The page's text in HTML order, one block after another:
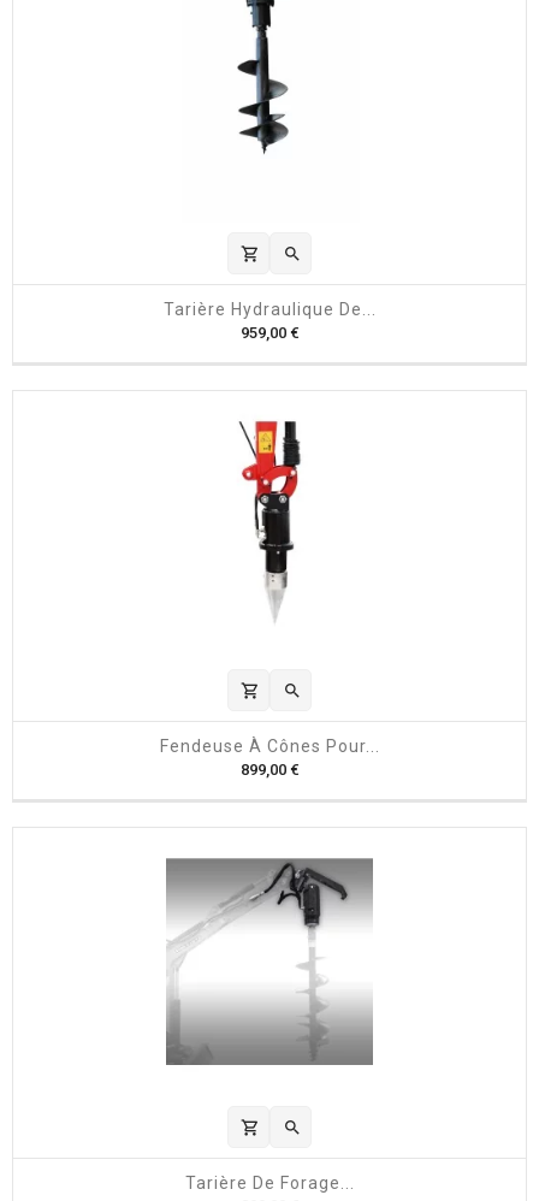
shopping_cart 
Tarière Hydraulique De...
959,00 €P
x
shopping_cart 
Fendeuse À Cônes Pour...
899,00 €P
x
shopping_cart 
Tarière De Forage...